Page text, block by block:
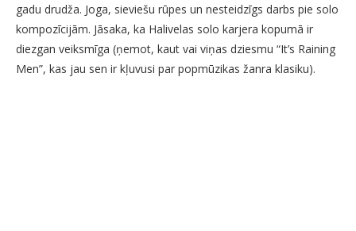
gadu drudža. Joga, sieviešu rūpes un nesteidzīgs darbs pie solo
kompozīcijām. Jāsaka, ka Halivelas solo karjera kopumā ir
diezgan veiksmīga (ņemot, kaut vai viņas dziesmu “It’s Raining
Men”, kas jau sen ir kļuvusi par popmūzikas žanra klasiku).